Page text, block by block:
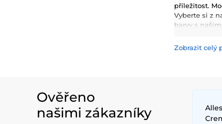
příležitost.
Vyberte si z
barvy s
Zobrazit celý
Ověřeno
našimi zákazníky